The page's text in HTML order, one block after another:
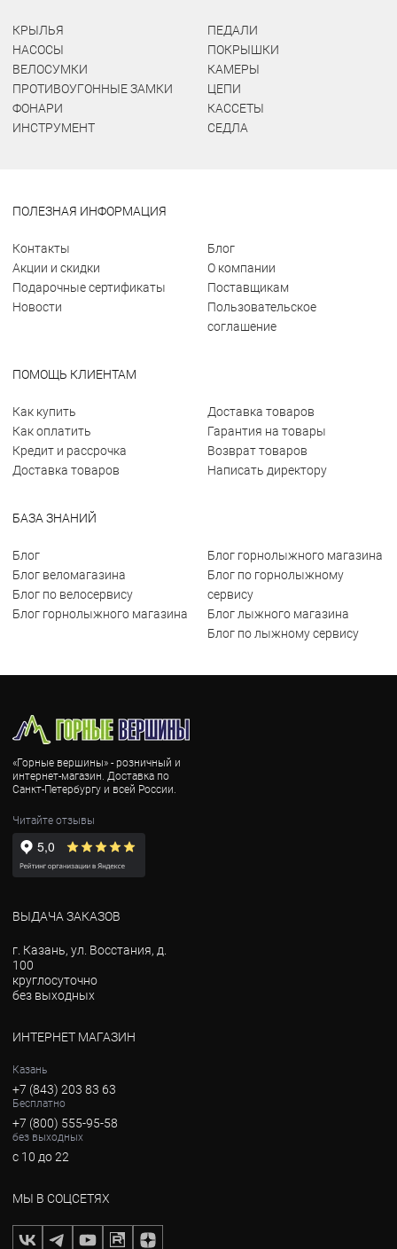
КРЫЛЬЯ
НАСОСЫ
ВЕЛОСУМКИ
ПРОТИВОУГОННЫЕ ЗАМКИ
ФОНАРИ
ИНСТРУМЕНТ
ПЕДАЛИ
ПОКРЫШКИ
КАМЕРЫ
ЦЕПИ
КАССЕТЫ
СЕДЛА
ПОЛЕЗНАЯ ИНФОРМАЦИЯ
Контакты
Акции и скидки
Подарочные сертификаты
Новости
Блог
О компании
Поставщикам
Пользовательское
соглашение
ПОМОЩЬ КЛИЕНТАМ
Как купить
Как оплатить
Кредит и рассрочка
Доставка товаров
Доставка товаров
Гарантия на товары
Возврат товаров
Написать директору
БАЗА ЗНАНИЙ
Блог
Блог веломагазина
Блог по велосервису
Блог горнолыжного магазина
Блог горнолыжного магазина
Блог по горнолыжному
сервису
Блог лыжного магазина
Блог по лыжному сервису
«Горные вершины» - розничный и
интернет-магазин. Доставка по
Санкт-Петербургу и всей России.
Читайте отзывы
ВЫДАЧА ЗАКАЗОВ
г. Казань, ул. Восстания, д.
100
круглосуточно
без выходных
ИНТЕРНЕТ МАГАЗИН
Казань
+7 (843) 203 83 63
Бесплатно
+7 (800) 555-95-58
без выходных
с 10 до 22
МЫ В СОЦСЕТЯХ